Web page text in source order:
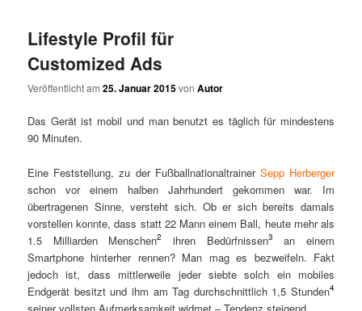
Lifestyle Profil für
Customized Ads
Veröffentlicht am25. Januar 2015vonAutor
Das Gerät ist mobil und man benutzt es täglich für mindestens
90 Minuten.
Eine Feststellung, zu der Fußballnationaltrainer Sepp Herberger
schon vor einem halben Jahrhundert gekommen war. Im
übertragenen Sinne, versteht sich. Ob er sich bereits damals
vorstellen konnte, dass statt 22 Mann einem Ball, heute mehr als
1.5 Milliarden Menschen2 ihren Bedürfnissen3
an einem
Smartphone hinterher rennen? Man mag es bezweifeln. Fakt
jedoch ist, dass mittlerweile jeder siebte solch ein mobiles
Endgerät besitzt und ihm am Tag durchschnittlich 1,5 Stunden4
seiner vollsten Aufmerksamkeit widmet – Tendenz steigend.